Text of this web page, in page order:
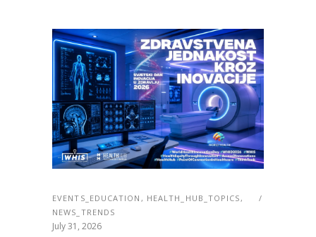
EVENTS_EDUCATION , HEALTH_HUB_TOPICS,
NEWS_TRENDS
July 31, 2026